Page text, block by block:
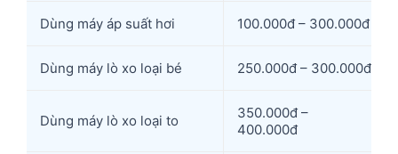
Dùng máy áp suất hơi 100.000đ – 300.000đ
Dùng máy lò xo loại bé 250.000đ – 300.000đ
Dùng máy lò xo loại to
350.000đ –
400.000đ